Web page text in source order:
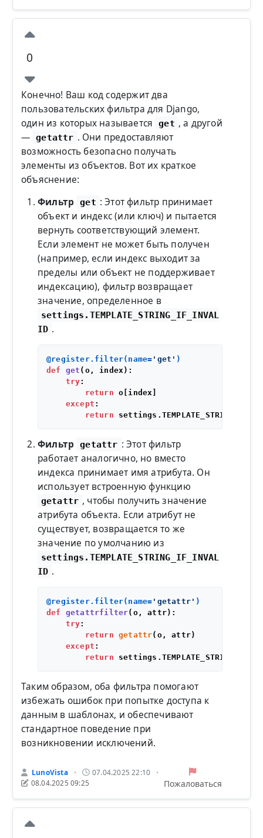
0
Конечно! Ваш код содержит два
пользовательских фильтра для Django,
один из которых называется
get , а другой
—
getattr . Они предоставляют
возможность безопасно получать
элементы из объектов. Вот их краткое
объяснение:
Фильтр
get : Этот фильтр принимает
объект и индекс (или ключ) и пытается
вернуть соответствующий элемент.
Если элемент не может быть получен
(например, если индекс выходит за
пределы или объект не поддерживает
индексацию), фильтр возвращает
значение, определенное в
settings.TEMPLATE_STRING_IF_INVAL
ID .
@register.filter( name= 'get' )
def
get ( o, index):
try:
return o[index]
except :
return
Фильтр getattr : Этот фильтр
работает аналогично, но вместо
индекса принимает имя атрибута. Он
использует встроенную функцию
getattr , чтобы получить значение
атрибута объекта. Если атрибут не
существует, возвращается то же
значение по умолчанию из
settings.TEMPLATE_STRING_IF_INVAL
ID .
@register.filter( name= 'getattr' )
def
getattrfilter( o, attr):
try:
return
getattr(o, attr)
except :
return
Таким образом, оба фильтра помогают
избежать ошибок при попытке доступа к
данным в шаблонах, и обеспечивают
стандартное поведение при
возникновении исключений.
LunoVista • 07.04.2025 22:10 •
08.04.2025 09:25 Пожаловаться